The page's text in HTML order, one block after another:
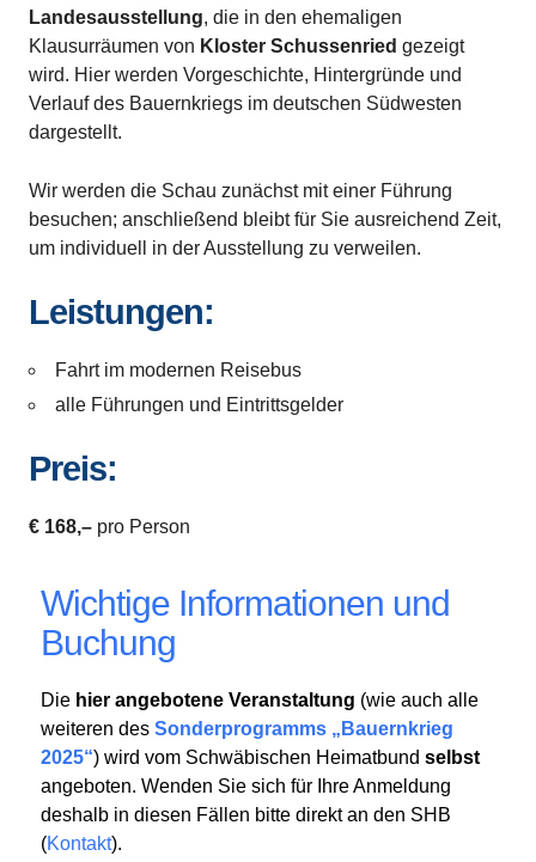
Landesausstellung, die in den ehemaligen
Klausurräumen von Kloster Schussenried gezeigt
wird. Hier werden Vorgeschichte, Hintergründe und
Verlauf des Bauernkriegs im deutschen Südwesten
dargestellt.
Wir werden die Schau zunächst mit einer Führung
besuchen; anschließend bleibt für Sie ausreichend Zeit,
um individuell in der Ausstellung zu verweilen.
Leistungen:
Fahrt im modernen Reisebus
alle Führungen und Eintrittsgelder
Preis:
€ 168,– pro Person
Wichtige Informationen und
Buchung
Die hier angebotene Veranstaltung (wie auch alle
weiteren des Sonderprogramms „Bauernkrieg
2025“) wird vom Schwäbischen Heimatbund selbst
angeboten. Wenden Sie sich für Ihre Anmeldung
deshalb in diesen Fällen bitte direkt an den SHB
(Kontakt).